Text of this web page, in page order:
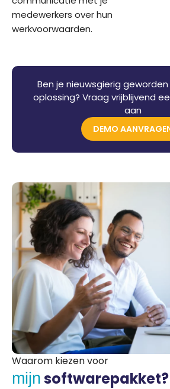
medewerkers over hun
werkvoorwaarden.
Ben je nieuwsgierig geworden
oplossing? Vraag vrijblijvend
aan
DEMO
Waarom kiezen voor
mijn softwarepakket?